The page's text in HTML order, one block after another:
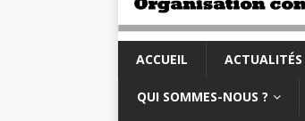
ACCUEIL ACTUALITÉS
QUI SOMMES-NOUS ?